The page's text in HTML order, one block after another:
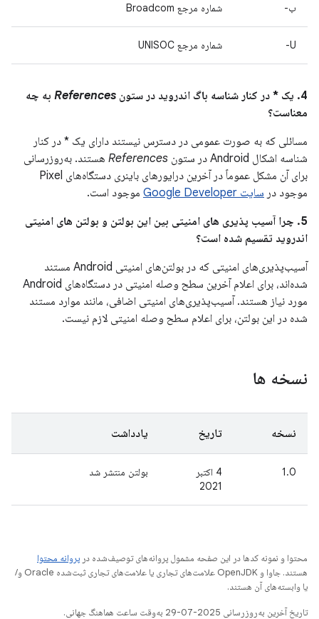
ب- شماره مرجع Broadcom
U- شماره مرجع UNISOC
4. یک * در کنار شناسه باگ اندروید در ستون References به چه
معناست؟
مسائلی که به صورت عمومی در دسترس نیستند دارای یک * در کنار
شناسه اشکال Android در ستون
References هستند. به‌روزرسانی
برای آن مشکل عموماً در آخرین درایورهای باینری دستگاه‌های Pixel
موجود در سایت Google Developer
موجود است.
5. چرا آسیب پذیری های امنیتی بین این بولتن و بولتن های امنیتی
اندروید تقسیم شده است؟
آسیب‌پذیری‌های امنیتی که در بولتن‌های امنیتی Android مستند
شده‌اند، برای اعلام آخرین سطح وصله امنیتی در دستگاه‌های Android
مورد نیاز هستند. آسیب‌پذیری‌های امنیتی اضافی، مانند موارد مستند
شده در این بولتن، برای اعلام سطح وصله امنیتی لازم نیست.
نسخه ها
نسخه تاریخ یادداشت
1.0
4 اکتبر
2021
بولتن منتشر شد
محتوا و نمونه کدها در این صفحه مشمول پروانه‌های توصیف‌شده در پروانه محتوا
هستند. جاوا و OpenJDK علامت‌های تجاری یا علامت‌های تجاری ثبت‌شده Oracle و/
یا وابسته‌های آن هستند.
تاریخ آخرین به‌روزرسانی 2025-07-29 به‌وقت ساعت هماهنگ جهانی.